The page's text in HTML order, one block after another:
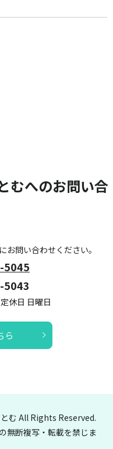
むへのお問い合
お問い合わせください。
5045
5043
休日 日曜日
ら
む All Rights Reserved.
無断複写・転載を禁じま